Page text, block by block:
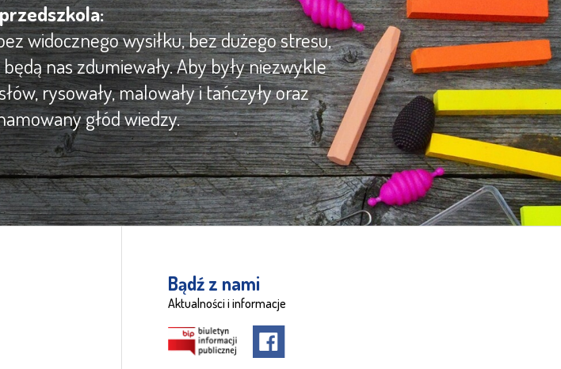
widocznego wysiłku, bez dużego stresu,
nas zdumiewały. Aby były niezwykle
rysowały, malowały i tańczyły oraz
głód wiedzy.
Bądź z nami
Aktualności i informacje